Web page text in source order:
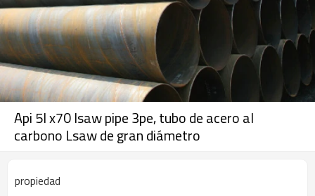
Api 5l x70 lsaw pipe 3pe, tubo de acero al
carbono Lsaw de gran diámetro
propiedad